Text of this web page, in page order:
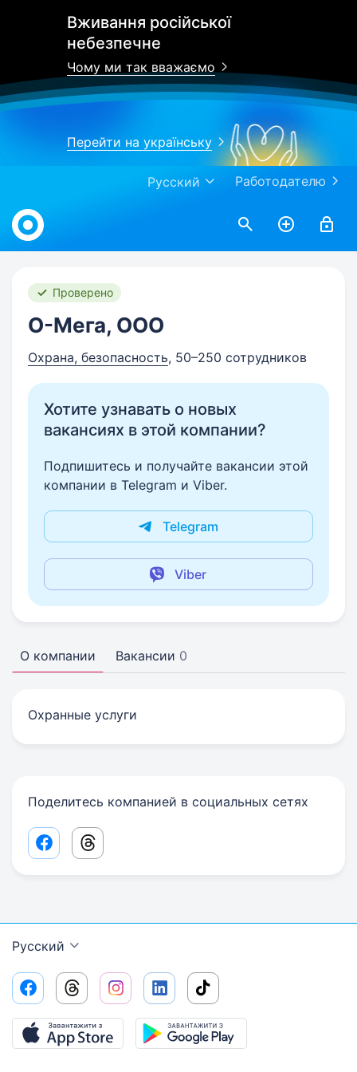
Вживання російської
небезпечне
Чому ми так вважаємо
Перейти на українську
Работодателю
Русский
Work.ua
Проверено
О-Мега, ООО
Охрана, безопасность, 50–250 сотрудников
Хотите узнавать о новых
вакансиях в этой компании?
Подпишитесь и получайте вакансии этой
компании в Telegram и Viber.
Telegram
Viber
О компании Вакансии 0
Охранные услуги
Поделитесь компанией в социальных сетях
Facebook share link
Threads share link
Русский